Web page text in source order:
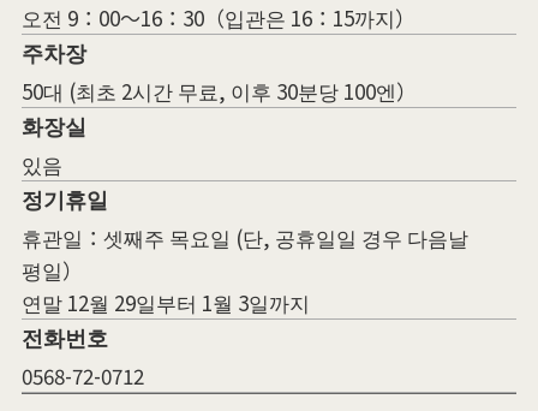
오전 9：00～16：30（입관은 16：15까지）
주차장
50대 (최초 2시간 무료, 이후 30분당 100엔）
화장실
있음
정기휴일
휴관일：셋째주 목요일 (단, 공휴일일 경우 다음날
평일）
연말 12월 29일부터 1월 3일까지
전화번호
0568-72-0712